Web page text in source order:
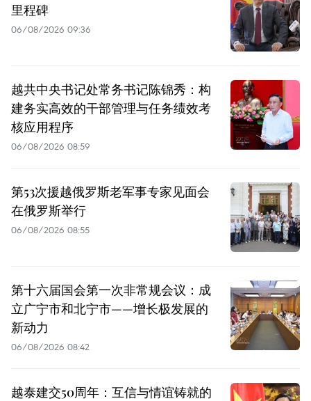
里程碑
06/08/2026 09:36
越共中央书记处常务书记陈锦秀：构
建务实高效的干部管理与任务绩效考
核应用程序
06/08/2026 08:59
第53次援越俄罗斯老军事专家见面会
在俄罗斯举行
06/08/2026 08:55
第十六届国会第一次非常规会议：成
立广宁市和北宁市——增长极发展的
新动力
06/08/2026 08:42
越泰建交50周年：互信与情谊铸就的